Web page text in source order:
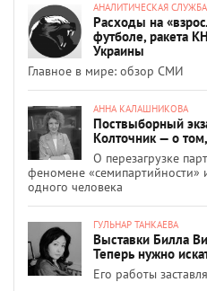
АНАЛИТИЧЕСКАЯ СЛУЖБА
Расходы на
футболе, ракета
Украины
Главное в мире: обзор СМИ
АННА КАЛАШНИКОВА
Поствыборный
Колточник — о
О перезагрузке
феномене «семипартийности»
одного человека
ГУЛЬНАР ТАНКАЕВА
Выставки Билла
Теперь нужно
Его работы